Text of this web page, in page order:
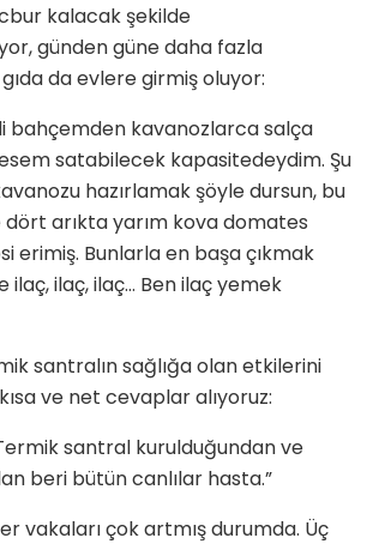
kalacak şekilde
günden güne daha fazla
da evlere girmiş oluyor:
bahçemden kavanozlarca salça
satabilecek kapasitedeydim. Şu
hazırlamak şöyle dursun, bu
arıkta yarım kova domates
erimiş. Bunlarla en başa çıkmak
ilaç, ilaç, ilaç… Ben ilaç yemek
santralın sağlığa olan etkilerini
ve net cevaplar alıyoruz:
santral kurulduğundan ve
beri bütün canlılar hasta.”
vakaları çok artmış durumda. Üç